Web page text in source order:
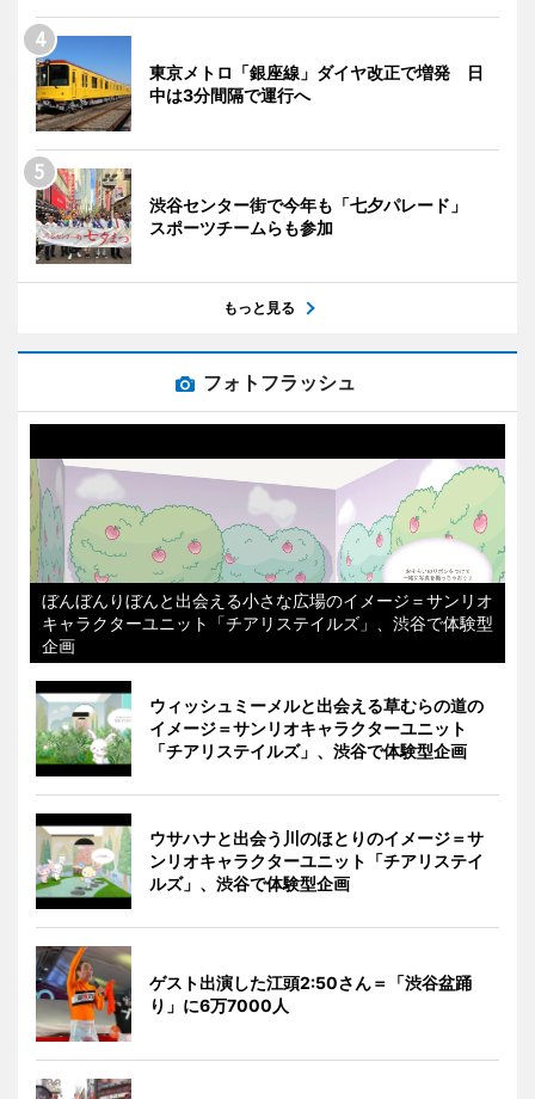
東京メトロ「銀座線」ダイヤ改正で増発 日
中は3分間隔で運行へ
渋谷センター街で今年も「七夕パレード」
スポーツチームらも参加
もっと見る
フォトフラッシュ
ぼんぼんりぼんと出会える小さな広場のイメージ＝サンリオ
キャラクターユニット「チアリステイルズ」、渋谷で体験型
企画
ウィッシュミーメルと出会える草むらの道の
イメージ＝サンリオキャラクターユニット
「チアリステイルズ」、渋谷で体験型企画
ウサハナと出会う川のほとりのイメージ＝サ
ンリオキャラクターユニット「チアリステイ
ルズ」、渋谷で体験型企画
ゲスト出演した江頭2:50さん＝「渋谷盆踊
り」に6万7000人